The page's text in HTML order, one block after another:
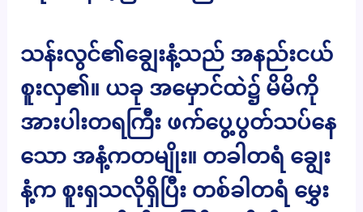
သန်းလွင်၏ချွေးနံ့သည် အနည်းငယ်
စူးလှ၏။ ယခု အမှောင်ထဲ၌ မိမိကို
အားပါးတရကြီး ဖက်ပွေ့ပွတ်သပ်နေ
သော အနံ့ကတမျိုး။ တခါတရံ ချွေး
နံ့က စူးရှသလိုရှိပြီး တစ်ခါတရံ မွှေး